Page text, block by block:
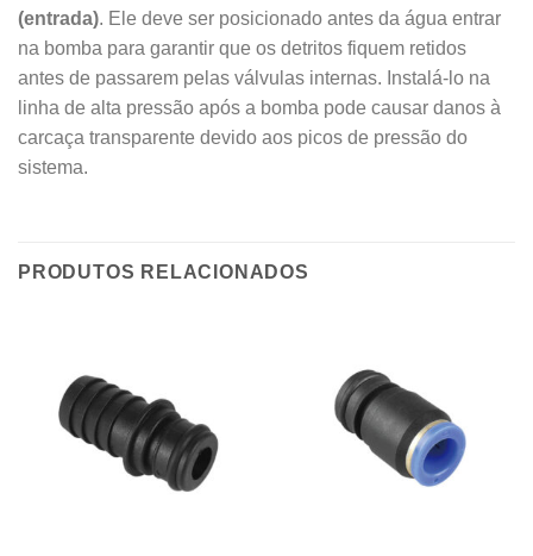
(entrada). Ele deve ser posicionado antes da água entrar
na bomba para garantir que os detritos fiquem retidos
antes de passarem pelas válvulas internas. Instalá-lo na
linha de alta pressão após a bomba pode causar danos à
carcaça transparente devido aos picos de pressão do
sistema.
PRODUTOS RELACIONADOS